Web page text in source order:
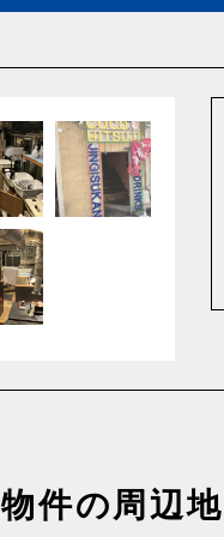
物件の周辺